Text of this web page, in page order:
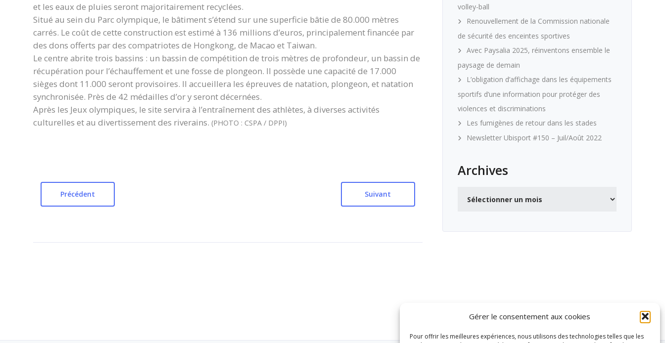
Gérer le consentement aux cookies
Pour offrir les meilleures expériences, nous utilisons des technologies telles que les
et les eaux de pluies seront majoritairement recyclées.
Situé au sein du Parc olympique, le bâtiment s’étend sur une superficie bâtie de 80.000 mètres
carrés. Le coût de cette construction est estimé à 136 millions d’euros, principalement financée par
des dons offerts par des compatriotes de Hongkong, de Macao et Taiwan.
Le centre abrite trois bassins : un bassin de compétition de trois mètres de profondeur, un bassin de
récupération pour l’échauffement et une fosse de plongeon. Il possède une capacité de 17.000
sièges dont 11.000 seront provisoires. Il accueillera les épreuves de natation, plongeon, et natation
synchronisée. Près de 42 médailles d’or y seront décernées.
Après les Jeux olympiques, le site servira à l’entraînement des athlètes, à diverses activités
culturelles et au divertissement des riverains. (PHOTO : CSPA / DPPI)
Précédent Suivant
volley-ball
Renouvellement de la Commission nationale
de sécurité des enceintes sportives
Avec Paysalia 2025, réinventons ensemble le
paysage de demain
L’obligation d’affichage dans les équipements
sportifs d’une information pour protéger des
violences et discriminations
Les fumigènes de retour dans les stades
Newsletter Ubisport #150 – Juil/Août 2022
Archives